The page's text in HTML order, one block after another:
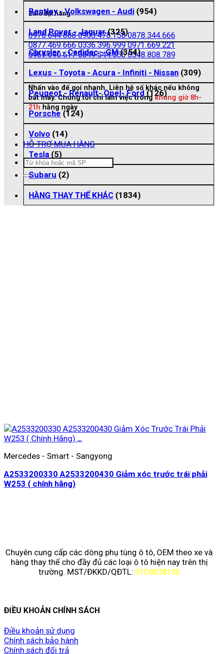
Zalo đặt hàng
0976.644.888 0903.478.158 0878.344.666
0877.469.666 0336.396.999 0971.669.221
0969.690.617 0849.544.555 0348.808.789
Nhấn vào để gọi nhanh. Liên hệ số khác nếu không
bắt máy. Chúng tôi chỉ làm việc trong khung giờ 8h-
21h hằng ngày
HỖ TRỢ MUA HÀNG
Tìm
kiếm:
Bentley - Volkswagen - Audi (954)
Land Rover - Jaguar (325)
Chrysler - Cadidac - GM (354)
Lexus - Toyota - Acura - Infiniti - Nissan (309)
Peugeot - Renault- Opel- Ford (126)
Porsche (124)
Volvo (14)
Tesla (5)
Subaru (2)
HÀNG THAY THẾ KHÁC (1834)
Mercedes - Smart - Sangyong
A2533200330 A2533200430 Giảm xóc trước trái phải
W253 ( chính hãng)
Chuyên cung cấp các dòng phụ tùng ô tô, OEM theo xe và
hàng thay thế cho đầy đủ các loại ô tô hiện nay trên thị
trường. MST/ĐKKD/QĐTL: 01D8038190
ĐIỀU KHOẢN CHÍNH SÁCH
Điều khoản sử dụng
Chính sách bảo hành
Chính sách đổi trả